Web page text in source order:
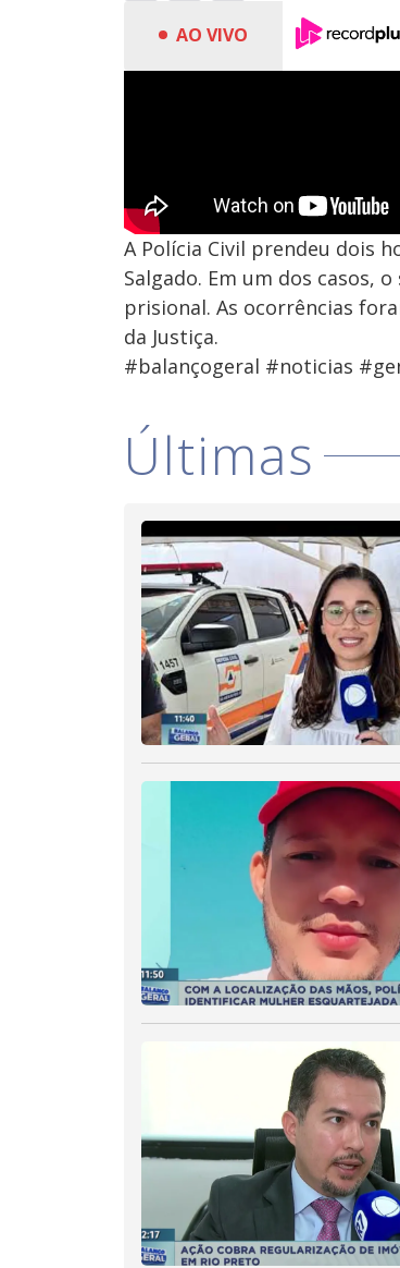
AO VIVO
A Polícia Civil prendeu dois
Salgado. Em um dos casos,
prisional. As ocorrências
da Justiça.
#balançogeral #noticias
Últimas